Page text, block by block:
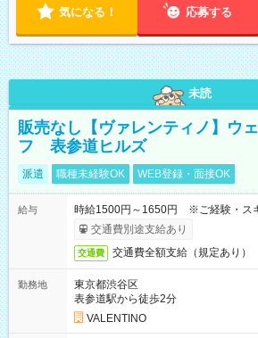
気になる！ 応募する
未読
販売なし【ヴァレンティノ】ウ
フ 表参道ヒルズ
派遣 職種未経験OK WEB登録・面接OK
給与
時給1500円～1650円 ※ご経験・ス
交通費別途支給あり
交通費 交通費全額支給（規定あり）
勤務地
東京都渋谷区
表参道駅から徒歩2分
VALENTINO